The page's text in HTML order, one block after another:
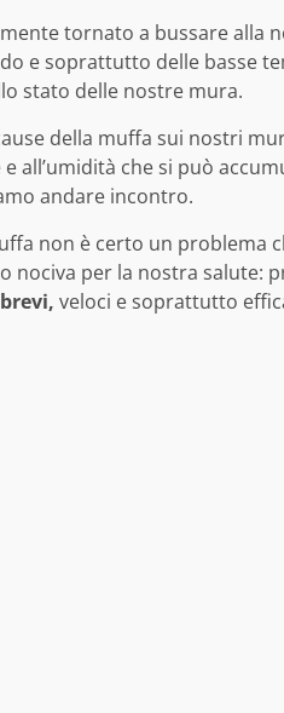
tornato a bussare
e soprattutto delle basse
stato delle nostre mura.
della muffa sui nostri
all’umidità che si può
andare incontro.
non è certo un problema
nociva per la nostra salute:
veloci e soprattutto